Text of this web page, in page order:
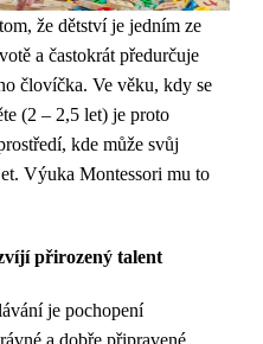
že dětství je jedním ze
a častokrát předurčuje
človíčka. Ve věku, kdy se
(2 – 2,5 let) je proto
kde může svůj
Výuka Montessori mu to
přirozený talent
je pochopení